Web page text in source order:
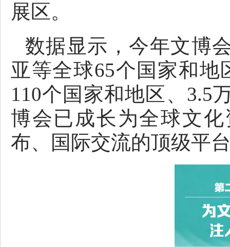
展区。
数据显示，今年文博
亚等全球65个国家和地
110个国家和地区、3.5
博会已成长为全球文
布、国际交流的顶级平